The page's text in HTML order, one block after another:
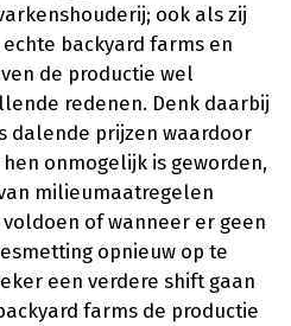
ook als zij
backyard farms en
de productie wel
redenen. Denk daarbij
dalende prijzen waardoor
onmogelijk is geworden,
milieumaatregelen
of wanneer er geen
opnieuw op te
een verdere shift gaan
farms de productie